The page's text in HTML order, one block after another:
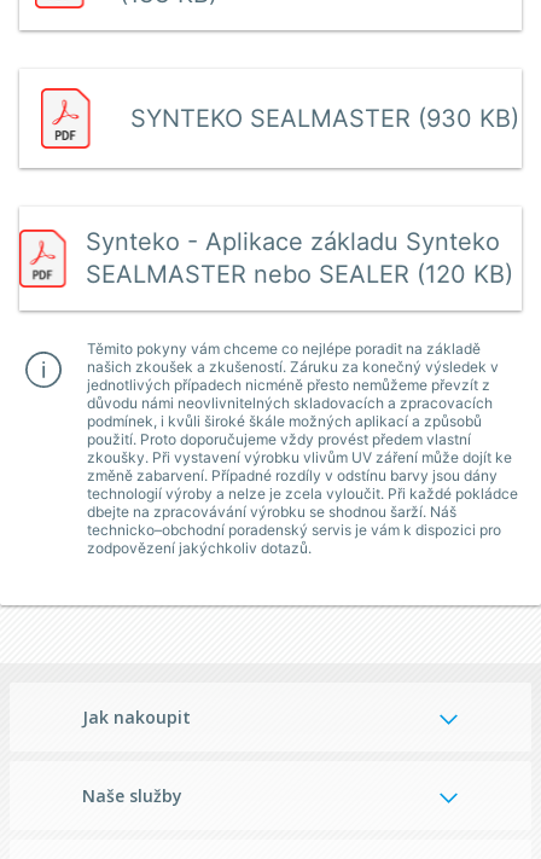
SYNTEKO SEALMASTER (930 KB)
Synteko - Aplikace základu Synteko
SEALMASTER nebo SEALER (120 KB)
Těmito pokyny vám chceme co nejlépe poradit na základě
našich zkoušek a zkušeností. Záruku za konečný výsledek v
jednotlivých případech nicméně přesto nemůžeme převzít z
důvodu námi neovlivnitelných skladovacích a zpracovacích
podmínek, i kvůli široké škále možných aplikací a způsobů
použití. Proto doporučujeme vždy provést předem vlastní
zkoušky. Při vystavení výrobku vlivům UV záření může dojít ke
změně zabarvení. Případné rozdíly v odstínu barvy jsou dány
technologií výroby a nelze je zcela vyloučit. Při každé pokládce
dbejte na zpracovávání výrobku se shodnou šarží. Náš
technicko–obchodní poradenský servis je vám k dispozici pro
zodpovězení jakýchkoliv dotazů.
Jak nakoupit
Naše služby